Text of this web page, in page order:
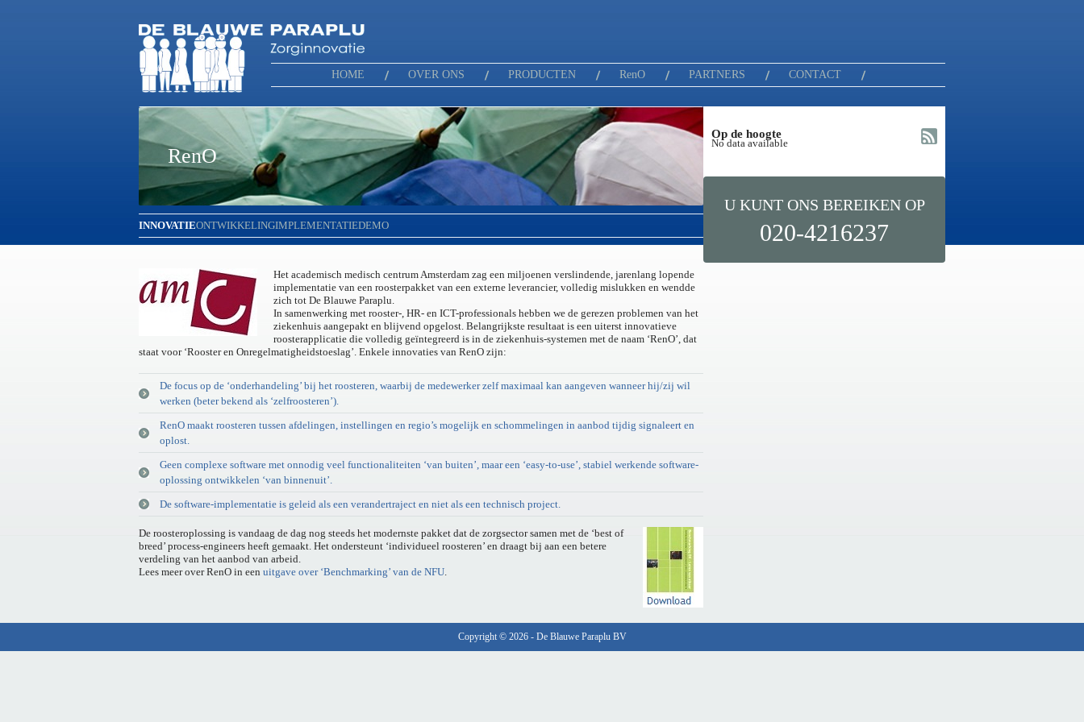
HOME OVER ONS PRODUCTEN RenO PARTNERS CONTACT
Op de hoogte
No data available
U KUNT ONS BEREIKEN OP
020-4216237
RenO
INNOVATIEONTWIKKELINGIMPLEMENTATIEDEMO
Het academisch medisch centrum Amsterdam zag een miljoenen verslindende, jarenlang lopende
implementatie van een roosterpakket van een externe leverancier, volledig mislukken en wendde
zich tot De Blauwe Paraplu.
In samenwerking met rooster-, HR- en ICT-professionals hebben we de gerezen problemen van het
ziekenhuis aangepakt en blijvend opgelost. Belangrijkste resultaat is een uiterst innovatieve
roosterapplicatie die volledig geïntegreerd is in de ziekenhuis-systemen met de naam ‘RenO’, dat
staat voor ‘Rooster en Onregelmatigheidstoeslag’. Enkele innovaties van RenO zijn:
De focus op de ‘onderhandeling’ bij het roosteren, waarbij de medewerker zelf maximaal kan aangeven wanneer hij/zij wil
werken (beter bekend als ‘zelfroosteren’).
RenO maakt roosteren tussen afdelingen, instellingen en regio’s mogelijk en schommelingen in aanbod tijdig signaleert en
oplost.
Geen complexe software met onnodig veel functionaliteiten ‘van buiten’, maar een ‘easy-to-use’, stabiel werkende software-
oplossing ontwikkelen ‘van binnenuit’.
De software-implementatie is geleid als een verandertraject en niet als een technisch project.
De roosteroplossing is vandaag de dag nog steeds het modernste pakket dat de zorgsector samen met de ‘best of
breed’ process-engineers heeft gemaakt. Het ondersteunt ‘individueel roosteren’ en draagt bij aan een betere
verdeling van het aanbod van arbeid.
Lees meer over RenO in een uitgave over ‘Benchmarking’ van de NFU.
Copyright © 2026 - De Blauwe Paraplu BV